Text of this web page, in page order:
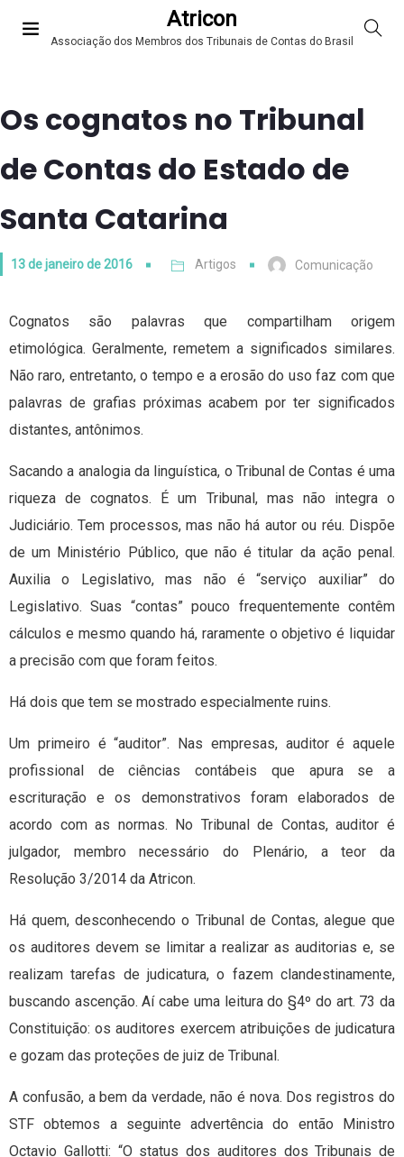
Atricon
Associação dos Membros dos Tribunais de Contas do Brasil
Os cognatos no Tribunal
de Contas do Estado de
Santa Catarina
13 de janeiro de 2016 Artigos Comunicação
Cognatos são palavras que compartilham origem
etimológica. Geralmente, remetem a significados similares.
Não raro, entretanto, o tempo e a erosão do uso faz com que
palavras de grafias próximas acabem por ter significados
distantes, antônimos.
Sacando a analogia da linguística, o Tribunal de Contas é uma
riqueza de cognatos. É um Tribunal, mas não integra o
Judiciário. Tem processos, mas não há autor ou réu. Dispõe
de um Ministério Público, que não é titular da ação penal.
Auxilia o Legislativo, mas não é “serviço auxiliar” do
Legislativo. Suas “contas” pouco frequentemente contêm
cálculos e mesmo quando há, raramente o objetivo é liquidar
a precisão com que foram feitos.
Há dois que tem se mostrado especialmente ruins.
Um primeiro é “auditor”. Nas empresas, auditor é aquele
profissional de ciências contábeis que apura se a
escrituração e os demonstrativos foram elaborados de
acordo com as normas. No Tribunal de Contas, auditor é
julgador, membro necessário do Plenário, a teor da
Resolução 3/2014 da Atricon.
Há quem, desconhecendo o Tribunal de Contas, alegue que
os auditores devem se limitar a realizar as auditorias e, se
realizam tarefas de judicatura, o fazem clandestinamente,
buscando ascenção. Aí cabe uma leitura do §4º do art. 73 da
Constituição: os auditores exercem atribuições de judicatura
e gozam das proteções de juiz de Tribunal.
A confusão, a bem da verdade, não é nova. Dos registros do
STF obtemos a seguinte advertência do então Ministro
Octavio Gallotti: “O status dos auditores dos Tribunais de